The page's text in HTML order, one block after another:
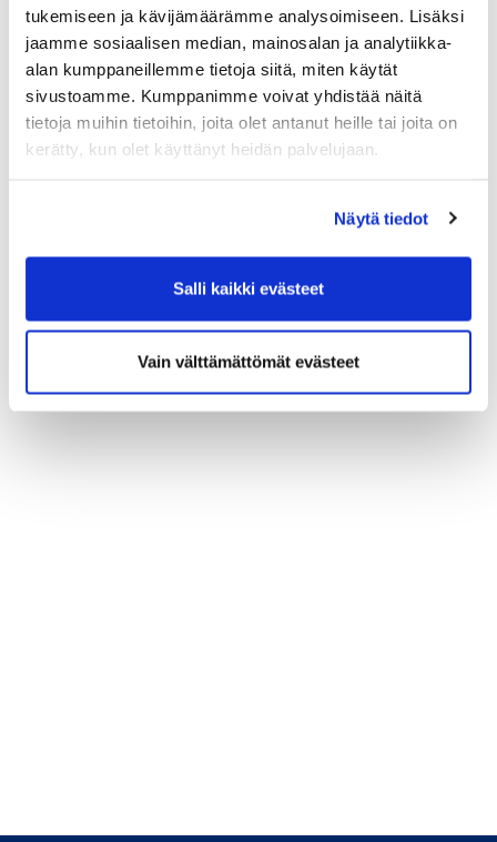
tukemiseen ja kävijämäärämme analysoimiseen. Lisäksi
jaamme sosiaalisen median, mainosalan ja analytiikka-
alan kumppaneillemme tietoja siitä, miten käytät
sivustoamme. Kumppanimme voivat yhdistää näitä
tietoja muihin tietoihin, joita olet antanut heille tai joita on
kerätty, kun olet käyttänyt heidän palvelujaan.
Näytä tiedot
Salli kaikki evästeet
Vain välttämättömät evästeet
kauppamarien tuoreessa talouskyselyssä verrattuna kevääseen.
Muutokset eivät ole valtavia, mutta heikentyminen koskee laaja-
alaisesti vastauksia niin liikevaihdon, tilauskantojen, viennin kuin
yleistunnelmia luonnehditaan pessimistisesti. Yrityksissä riittää
silti uskoa siihen, että pidemmällä aikavälillä suhdanne on
kirkastumassa. Ensi vuodesta ennakoidaan tuntuvasti kuluvaa